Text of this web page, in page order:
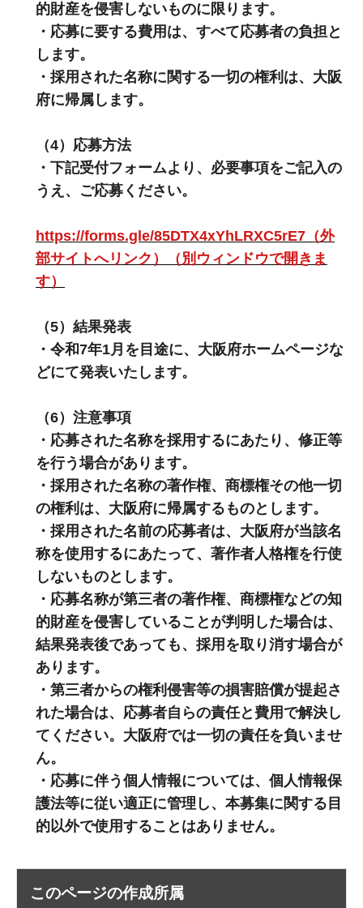
的財産を侵害しないものに限ります。
・応募に要する費用は、すべて応募者の負担と
します。
・採用された名称に関する一切の権利は、大阪
府に帰属します。
（4）応募方法
・下記受付フォームより、必要事項をご記入の
うえ、ご応募ください。
https://forms.gle/85DTX4xYhLRXC5rE7（外
部サイトへリンク）（別ウィンドウで開きま
す）
（5）結果発表
・令和7年1月を目途に、大阪府ホームページな
どにて発表いたします。
（6）注意事項
・応募された名称を採用するにあたり、修正等
を行う場合があります。
・採用された名称の著作権、商標権その他一切
の権利は、大阪府に帰属するものとします。
・採用された名前の応募者は、大阪府が当該名
称を使用するにあたって、著作者人格権を行使
しないものとします。
・応募名称が第三者の著作権、商標権などの知
的財産を侵害していることが判明した場合は、
結果発表後であっても、採用を取り消す場合が
あります。
・第三者からの権利侵害等の損害賠償が提起さ
れた場合は、応募者自らの責任と費用で解決し
てください。大阪府では一切の責任を負いませ
ん。
・応募に伴う個人情報については、個人情報保
護法等に従い適正に管理し、本募集に関する目
的以外で使用することはありません。
このページの作成所属